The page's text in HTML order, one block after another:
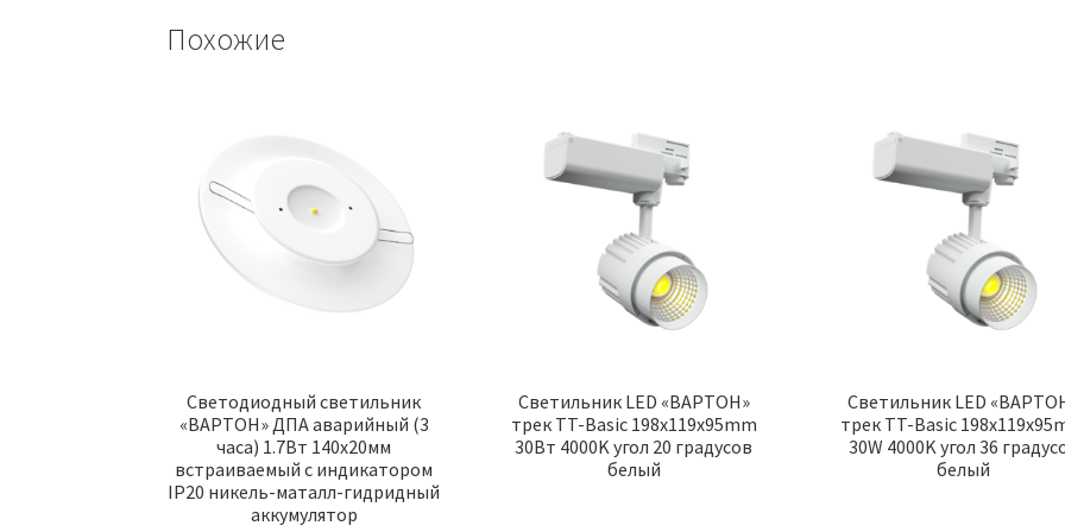
Похожие
Светодиодный светильник
«ВАРТОН» ДПА аварийный (3
часа) 1.7Вт 140х20мм
встраиваемый с индикатором
IP20 никель-маталл-гидридный
аккумулятор
Cветильник LED «ВАРТОН»
трек TT-Basic 198x119x95mm
30Вт 4000K угол 20 градусов
белый
Cветильник LED
трек TT-Basic
30W 4000K угол 36
белый